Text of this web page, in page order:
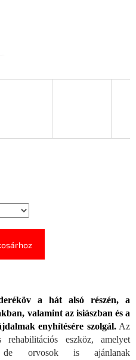
a hát alsó részén, a
valamint az isiászban és a
enyhítésére szolgál.Az
eszköz, amelyet
de orvosok is ajánlanak